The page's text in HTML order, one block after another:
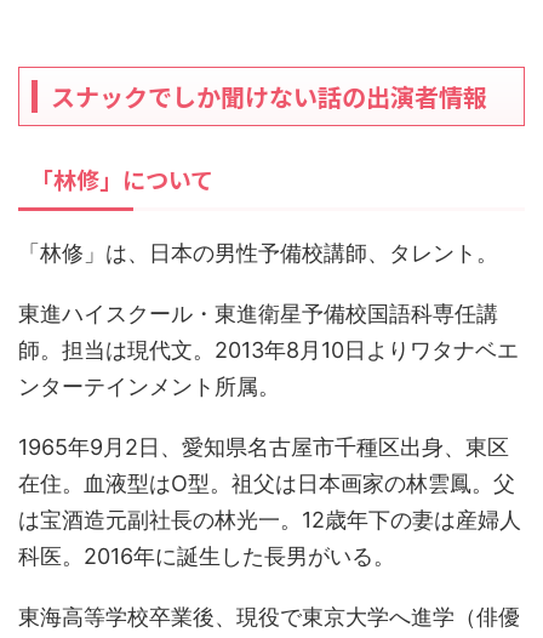
スナックでしか聞けない話の出演者情報
「林修」について
「林修」は、日本の男性予備校講師、タレント。
東進ハイスクール・東進衛星予備校国語科専任講
師。担当は現代文。2013年8月10日よりワタナベエ
ンターテインメント所属。
1965年9月2日、愛知県名古屋市千種区出身、東区
在住。血液型はO型。祖父は日本画家の林雲鳳。父
は宝酒造元副社長の林光一。12歳年下の妻は産婦人
科医。2016年に誕生した長男がいる。
東海高等学校卒業後、現役で東京大学へ進学（俳優